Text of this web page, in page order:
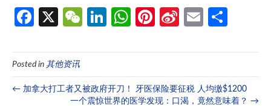
Fa
b
o
o
X
W
C
h
at
Li
ke
dI
n
W
at
s
A
Pi
er
es
t
Si
a
W
ei
E
ail
Posted in 其他资讯
← 加拿大打工者又被政府开刀！ 牙医保险要征税 人均缴$1200
一个震惊世界的医学发现：口渴，竟然意味着？ →